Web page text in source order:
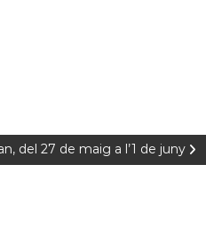
del 27 de maig a l’1 de juny